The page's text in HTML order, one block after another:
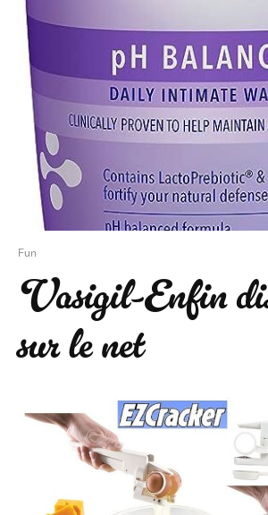
Fun
Vasigil-Enfin
sur le net